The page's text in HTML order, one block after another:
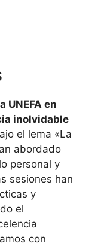
UNEFA en
inolvidable
el lema «La
abordado
personal y
sesiones han
y
el
con